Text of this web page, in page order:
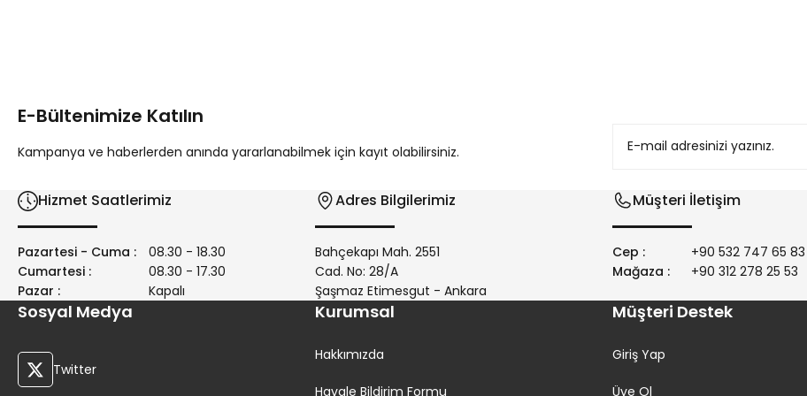
Ürün bilgilerinde hatalar bulunuyor.
E-Bültenimize Katılın
Kampanya ve haberlerden anında yararlanabilmek için kayıt olabilirsiniz.
Hizmet Saatlerimiz
Pazartesi - Cuma :
08.30 - 18.30
Cumartesi :
08.30 - 17.30
Pazar :
Kapalı
Adres Bilgilerimiz
Bahçekapı Mah. 2551
Cad. No: 28/A
Şaşmaz Etimesgut - Ankara
Müşteri İletişim
Cep :
+90 532 747 65 83
Mağaza :
+90 312 278 25 53
Sosyal Medya
Twitter
Kurumsal
Hakkımızda
Havale Bildirim Formu
Müşteri Destek
Giriş Yap
Üye Ol